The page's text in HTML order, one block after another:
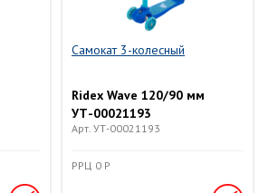
Самокат 3-колесный
Ridex Wave 120/90 мм
УТ-00021193
Арт. УТ-00021193
РРЦ 0 Р